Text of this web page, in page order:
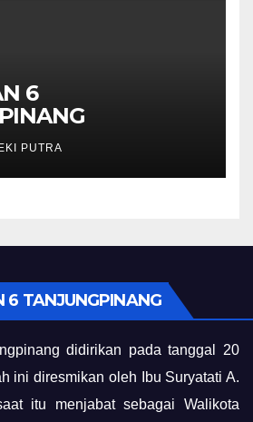
6
PUTRA
6 TANJUNGPINANG
didirikan pada tanggal 20
ini diresmikan oleh Ibu Suryatati A.
itu menjabat sebagai Walikota